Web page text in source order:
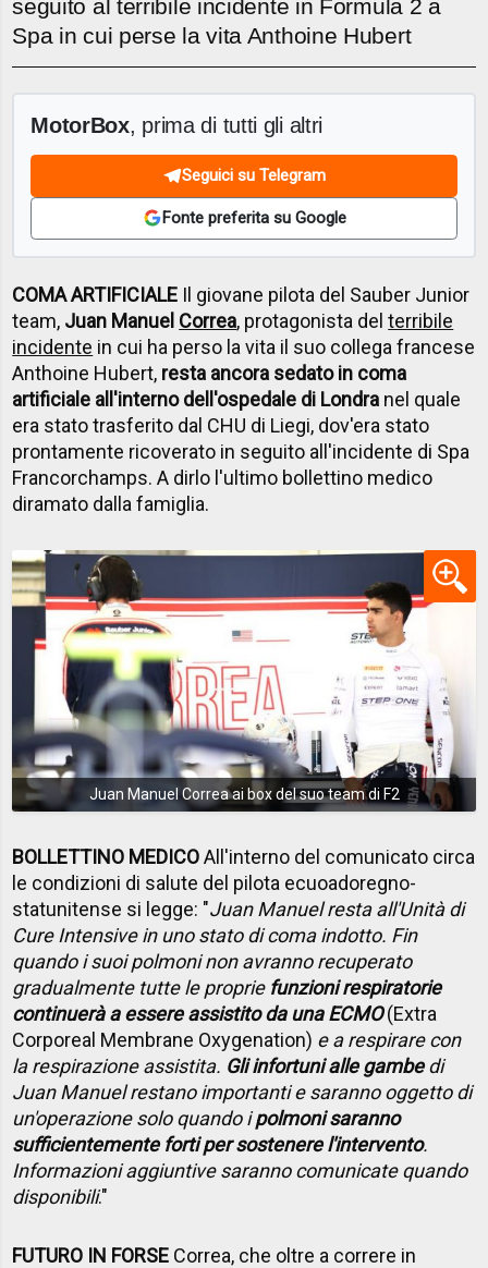
seguito al terribile incidente in Formula 2 a
Spa in cui perse la vita Anthoine Hubert
MotorBox, prima di tutti gli altri
Seguici su Telegram
Fonte preferita su Google
COMA ARTIFICIALE Il giovane pilota del Sauber Junior
team, Juan Manuel Correa, protagonista delterribile
incidente in cui ha perso la vita il suo collega francese
Anthoine Hubert, resta ancora sedato in coma
artificiale all'interno dell'ospedale di Londra nel quale
era stato trasferito dal CHU di Liegi, dov'era stato
prontamente ricoverato in seguito all'incidente di Spa
Francorchamps. A dirlo l'ultimo bollettino medico
diramato dalla famiglia.
Juan Manuel Correa ai box del suo team di F2
BOLLETTINO MEDICOAll'interno del comunicato circa
le condizioni di salute del pilota ecuoadoregno-
statunitense si legge: "Juan Manuel resta all'Unità di
Cure Intensive in uno stato di coma indotto. Fin
quando i suoi polmoni non avranno recuperato
gradualmente tutte le proprie funzioni respiratorie
continuerà a essere assistito da una ECMO(Extra
Corporeal Membrane Oxygenation) e a respirare con
la respirazione assistita. Gli infortuni alle gambedi
Juan Manuel restano importanti e saranno oggetto di
un'operazione solo quando ipolmoni saranno
sufficientemente forti per sostenere l'intervento.
Informazioni aggiuntive saranno comunicate quando
disponibili."
FUTURO IN FORSE Correa, che oltre a correre in